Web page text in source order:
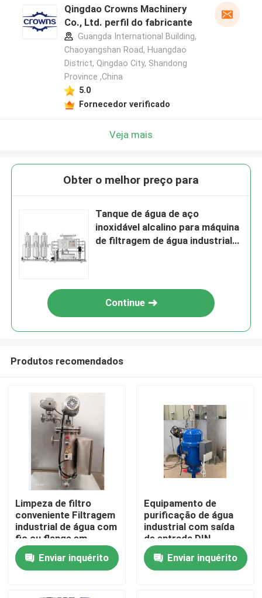
Casa
Produtos
Vídeos
Qingdao Crowns Machinery
Co., Ltd. perfil do fabricante
Guangda International Building,
Chaoyangshan Road, Huangdao
District, Qingdao City, Shandong
Province ,China
5.0
Fornecedor verificado
Veja mais
Obter o melhor preço para
Tanque de água de aço
inoxidável alcalino para máquina
de filtragem de água industrial
Continue
Produtos recomendados
Limpeza de filtro
conveniente Filtragem
industrial de água com
fio ou flange em
ligação de saída
Enviar inquérito
Equipamento de
purificação de água
industrial com saída
de entrada DIN
Enviar inquérito